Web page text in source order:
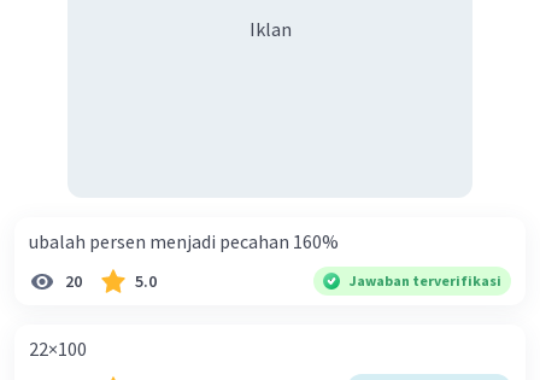
Iklan
ubalah persen menjadi pecahan 160%
20 5.0 Jawaban terverifikasi
22×100